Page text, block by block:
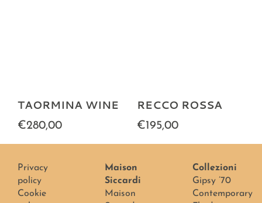
TAORMINA WINE
€280,00
RECCO ROSSA
€195,00
Privacy
policy
Cookie
Maison
Siccardi
Maison
Collezioni
Gipsy ’70
Contemporary